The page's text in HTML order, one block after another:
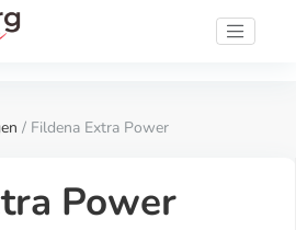
/ Fildena Extra Power
Power